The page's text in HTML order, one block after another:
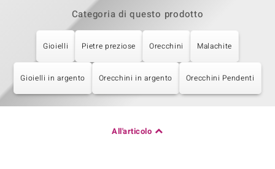
Categoria di questo prodotto
Gioielli Pietre preziose Orecchini Malachite
Gioielli in argento Orecchini in argento Orecchini Pendenti
All'articolo